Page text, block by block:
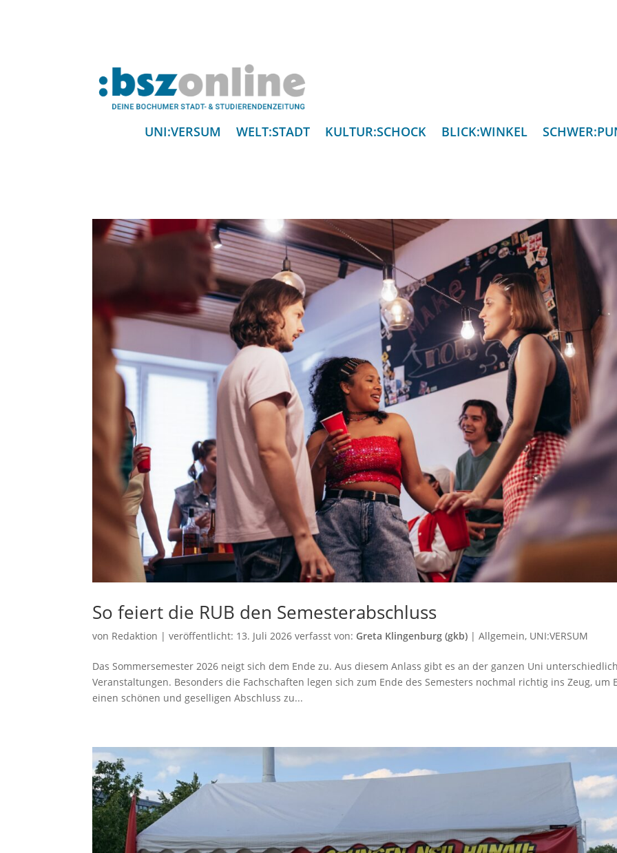
UNI:VERSUM WELT:STADT KULTUR:SCHOCK BLICK:WINKEL
So feiert die RUB den Semesterabschluss
von Redaktion |veröffentlicht: 13. Juli 2026 verfasst von: Greta Klingenburg (gkb) |Allgemein, UNI:VERSUM
Das Sommersemester 2026 neigt sich dem Ende zu. Aus diesem Anlass gibt es an der ganzen Uni
Veranstaltungen. Besonders die Fachschaften legen sich zum Ende des Semesters nochmal richtig ins Zeug, um
einen schönen und geselligen Abschluss zu...